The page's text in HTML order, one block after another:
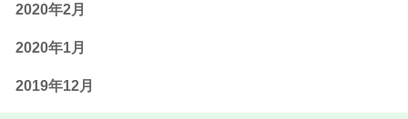
2020年2月
2020年1月
2019年12月